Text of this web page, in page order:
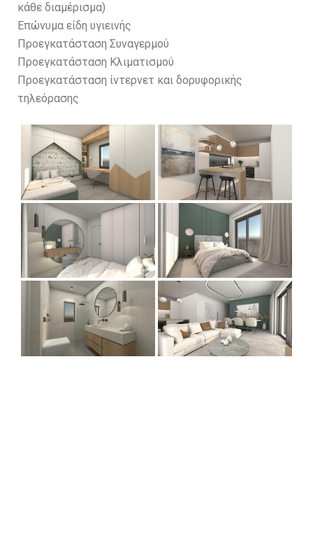
κάθε διαμέρισμα)
Επώνυμα είδη υγιεινής
Προεγκατάσταση Συναγερμού
Προεγκατάσταση Κλιματισμού
Προεγκατάσταση ίντερνετ και δορυφορικής
τηλεόρασης